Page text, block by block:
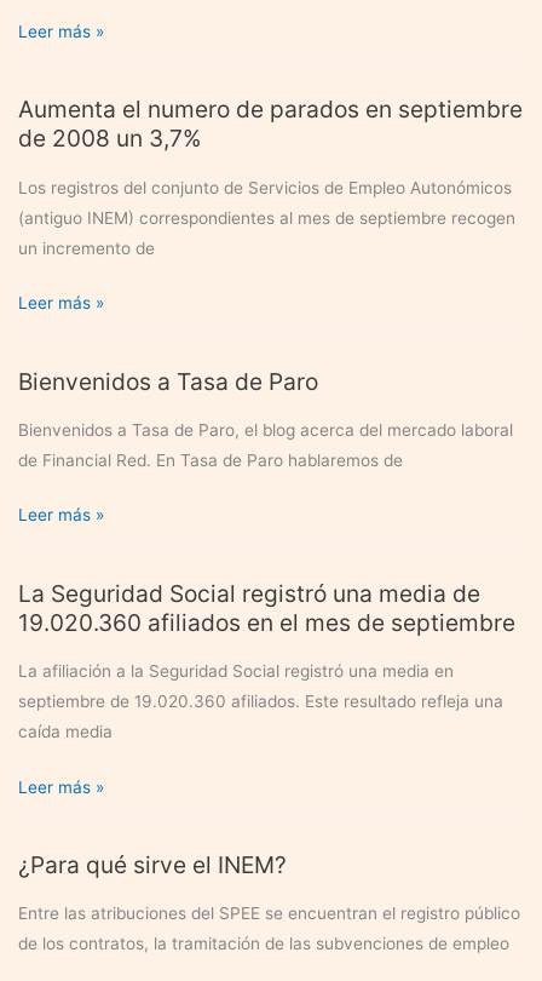
Ultimo
tasa
de
paro
Leer más »
Aumenta el numero de parados en septiembre
de 2008 un 3,7%
Los registros del conjunto de Servicios de Empleo Autonómicos
(antiguo INEM) correspondientes al mes de septiembre recogen
un incremento de
Aumenta
de
parados
en
de
3,7%
Leer más »
Bienvenidos a Tasa de Paro
Bienvenidos a Tasa de Paro, el blog acerca del mercado laboral
de Financial Red. En Tasa de Paro hablaremos de
Bienvenidos
de
Paro
Leer más »
La Seguridad Social registró una media de
19.020.360 afiliados en el mes de septiembre
La afiliación a la Seguridad Social registró una media en
septiembre de 19.020.360 afiliados. Este resultado refleja una
caída media
La
registró
una
media
Leer más »
¿Para qué sirve el INEM?
Entre las atribuciones del SPEE se encuentran el registro público
de los contratos, la tramitación de las subvenciones de empleo